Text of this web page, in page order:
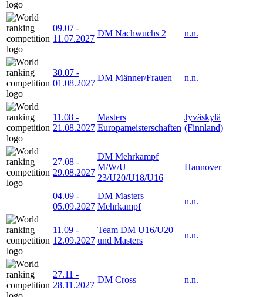
09.07 -
11.07.2027
DM Nachwuchs 2 n.n.
30.07 -
01.08.2027
DM Männer/Frauen n.n.
11.08 -
21.08.2027
Masters
Europameisterschaften
Jyväskylä
(Finnland)
27.08 -
29.08.2027
DM Mehrkampf
M/W/U
23/U20/U18/U16
Hannover
04.09 -
05.09.2027
DM Masters
Mehrkampf
n.n.
11.09 -
12.09.2027
Team DM U16/U20
und Masters
n.n.
27.11 -
28.11.2027
DM Cross n.n.